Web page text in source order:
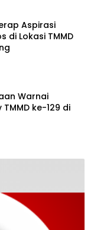
Aspirasi
di Lokasi TMMD
Warnai
ke-129 di